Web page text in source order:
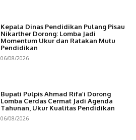
Kepala Dinas Pendidikan Pulang Pisau
Nikarther Dorong: Lomba Jadi
Momentum Ukur dan Ratakan Mutu
Pendidikan
06/08/2026
Bupati Pulpis Ahmad Rifa’i Dorong
Lomba Cerdas Cermat Jadi Agenda
Tahunan, Ukur Kualitas Pendidikan
06/08/2026